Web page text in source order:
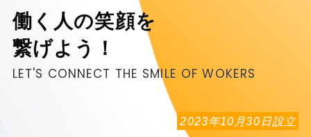
働く人の笑顔を
繋げよう！
LET'S CONNECT THE SMILE OF WOKERS
2023年10月30日設立